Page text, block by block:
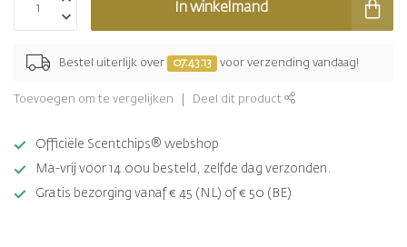
In winkelmand
Bestel uiterlijk over 07:43:13 voor verzending vandaag!
Toevoegen om te vergelijken Deel dit product
Officiële Scentchips® webshop
Ma-vrij voor 14.00u besteld, zelfde dag verzonden.
Gratis bezorging vanaf € 45 (NL) of € 50 (BE)